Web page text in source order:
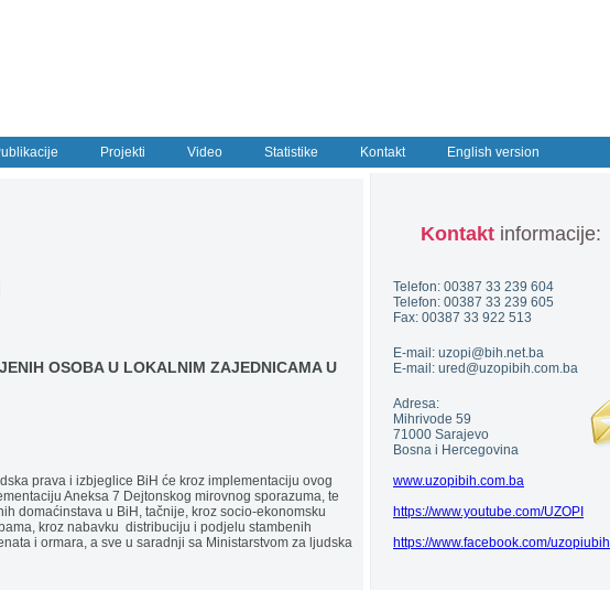
Projekti Video Statistike Kontakt English version
OSOBA U LOKALNIM ZAJEDNICAMA U
prava i izbjeglice BiH će kroz implementaciju ovog
Aneksa 7 Dejtonskog mirovnog sporazuma, te
domaćinstava u BiH, tačnije, kroz socio-ekonomsku
kroz nabavku distribuciju i podjelu stambenih
i ormara, a sve u saradnji sa Ministarstvom za ljudska
Kontaktinformacije:
Telefon: 00387 33 239 604
Telefon: 00387 33 239 605
Fax: 00387 33 922 513
E-mail: uzopi@bih.net.ba
E-mail: ured@uzopibih.com.ba
Adresa:
Mihrivode 59
71000 Sarajevo
Bosna i Hercegovina
www.uzopibih.com.ba
https://www.youtube.com/UZOPI
https://www.facebook.com/uzopiubih